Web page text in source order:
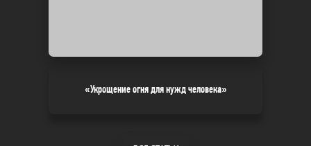
«Укрощение огня для нужд человека»